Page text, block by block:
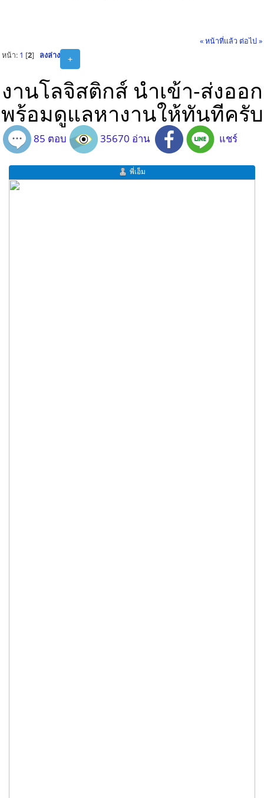
« หน้าที่แล้ว ต่อไป »
+
หน้า: 1 [2] ลงล่าง
งานโลจิสติกส์ นำเข้า-ส่งออก
พร้อมดูแลหางานให้ทันทีครับ
85 ตอบ 35670 อ่าน แชร์
พี่เอ็ม